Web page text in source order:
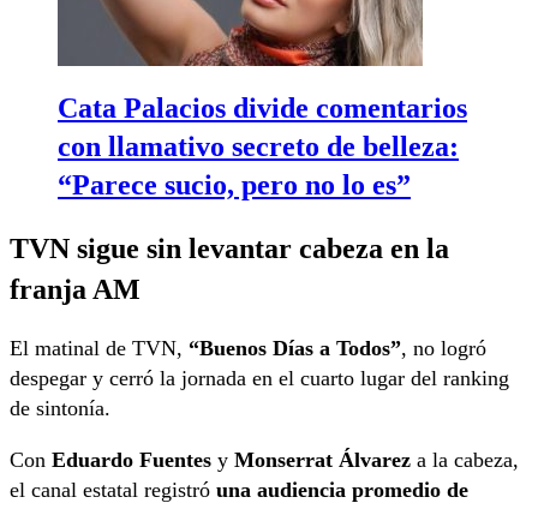
Cata Palacios divide comentarios
con llamativo secreto de belleza:
“Parece sucio, pero no lo es”
TVN sigue sin levantar cabeza en la
franja AM
El matinal de TVN, “Buenos Días a Todos”, no logró
despegar y cerró la jornada en el cuarto lugar del ranking
de sintonía.
Con Eduardo Fuentes y Monserrat Álvarez a la cabeza,
el canal estatal registró una audiencia promedio de